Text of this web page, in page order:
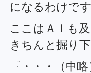
になるわけで
ここはＡＩも
きちんと掘り
『・・・（中